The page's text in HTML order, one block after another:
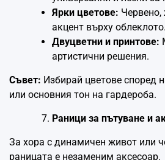
Ярки цветове: Червено,
акцент върху облеклото.
Двуцветни и принтове:
артистични решения.
Съвет: Избирай цветове според
или основния тон на гардероба.
Раници за пътуване и
За хора с динамичен живот или
раницата е незаменим аксесоар.